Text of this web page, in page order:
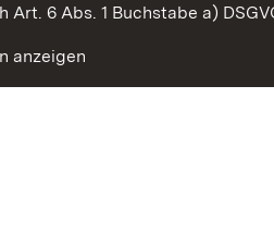
6 Abs. 1 Buchstabe a)
anzeigen